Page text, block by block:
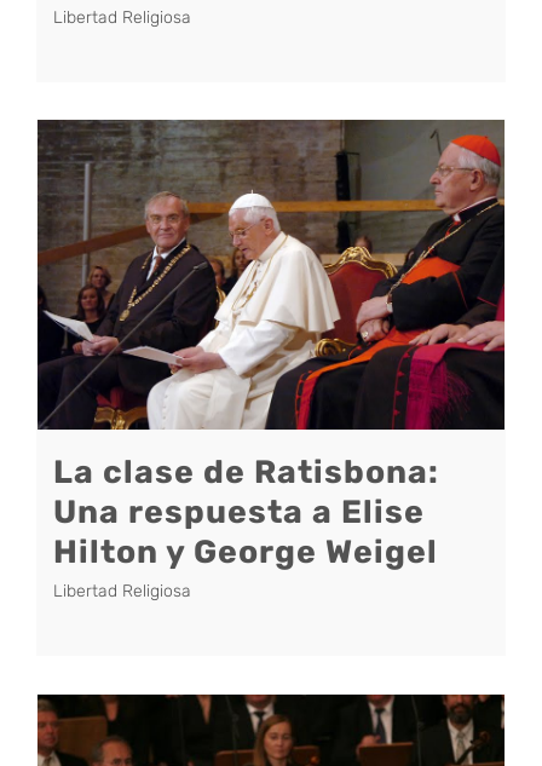
Libertad Religiosa
La clase de Ratisbona:
Una respuesta a Elise
Hilton y George Weigel
Libertad Religiosa